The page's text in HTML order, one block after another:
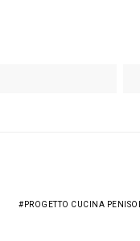
PROGETTO CUCINA